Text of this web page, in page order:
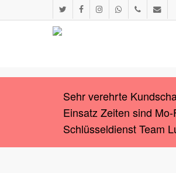
to
twitter facebookinstagramwhatsappphone email
Sehr verehrte
Einsatz Zeiten sind
Schlüsseldienst Team